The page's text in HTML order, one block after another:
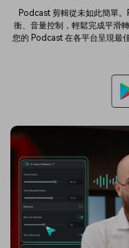
Podcast 剪輯從未如此簡單
衡、音量控制，輕鬆完成平滑
您的 Podcast 在各平台呈現最